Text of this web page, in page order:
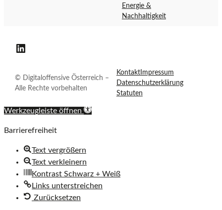
e
s
i
e
s
Energie &
Nachhaltigkeit
Digitaloffensive Österreich auf LinkedIn
© Digitaloffensive Österreich –
Alle Rechte vorbehalten
KontaktImpressum
Datenschutzerklärung
Statuten
Werkzeugleiste öffnen
Barrierefreiheit
Text vergrößern
Text verkleinern
Kontrast Schwarz + Weiß
Links unterstreichen
Zurücksetzen